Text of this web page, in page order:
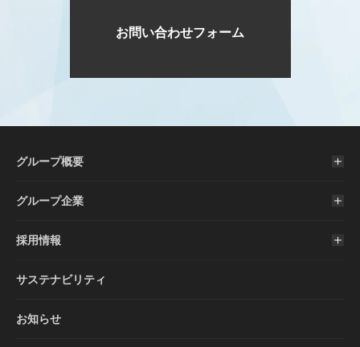
お問い合わせフォーム
グループ概要
グループ企業
採用情報
サステナビリティ
お知らせ